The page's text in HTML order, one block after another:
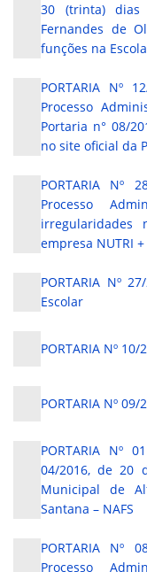
30 (trinta) dias
Fernandes de
funções na
PORTARIA Nº
Processo
Portaria n° 08/
no site oficial da
PORTARIA Nº
Processo
empresa NUTRI +
PORTARIA Nº
Escolar
PORTARIA Nº
PORTARIA Nº
PORTARIA Nº
04/2016, de 20
Municipal de
Santana – NAFS
PORTARIA Nº
Processo